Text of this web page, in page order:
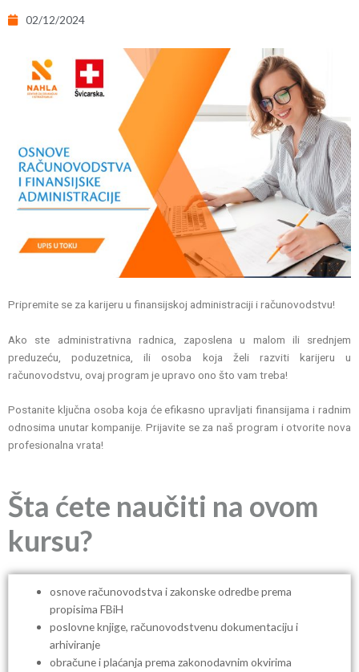
02/12/2024
Pripremite se za karijeru u finansijskoj administraciji i računovodstvu!
Ako ste administrativna radnica, zaposlena u malom ili srednjem
preduzeću, poduzetnica, ili osoba koja želi razviti karijeru u
računovodstvu, ovaj program je upravo ono što vam treba!
Postanite ključna osoba koja će efikasno upravljati finansijama i radnim
odnosima unutar kompanije. Prijavite se za naš program i otvorite nova
profesionalna vrata!
Šta ćete naučiti na ovom
kursu?
osnove računovodstva i zakonske odredbe prema
propisima FBiH
poslovne knjige, računovodstvenu dokumentaciju i
arhiviranje
obračune i plaćanja prema zakonodavnim okvirima